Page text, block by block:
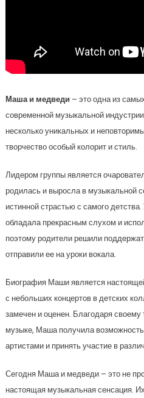
Маша и медведи – это одна из
современной музыкальной
несколько уникальных и
творчество особый колорит и стиль.
Лидером группы является
родилась и выросла в музыкальной
истинной страстью с самого
обладала прекрасным слухом и
поэтому родители решили
отправили ее на уроки вокала.
Биография Маши является
с небольших концертов в детских
замечен и оценен. Благодаря
музыке, Маша получила
артистами и принять участие в
Сегодня Маша и медведи – это не
настоящая музыкальная сенсация.